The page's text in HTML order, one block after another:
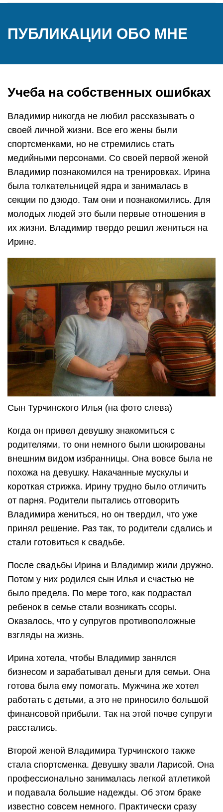
ПУБЛИКАЦИИ ОБО МНЕ
Учеба на собственных ошибках
Владимир никогда не любил рассказывать о
своей личной жизни. Все его жены были
спортсменками, но не стремились стать
медийными персонами. Со своей первой женой
Владимир познакомился на тренировках. Ирина
была толкательницей ядра и занималась в
секции по дзюдо. Там они и познакомились. Для
молодых людей это были первые отношения в
их жизни. Владимир твердо решил жениться на
Ирине.
Сын Турчинского Илья (на фото слева)
Когда он привел девушку знакомиться с
родителями, то они немного были шокированы
внешним видом избранницы. Она вовсе была не
похожа на девушку. Накачанные мускулы и
короткая стрижка. Ирину трудно было отличить
от парня. Родители пытались отговорить
Владимира жениться, но он твердил, что уже
принял решение. Раз так, то родители сдались и
стали готовиться к свадьбе.
После свадьбы Ирина и Владимир жили дружно.
Потом у них родился сын Илья и счастью не
было предела. По мере того, как подрастал
ребенок в семье стали возникать ссоры.
Оказалось, что у супругов противоположные
взгляды на жизнь.
Ирина хотела, чтобы Владимир занялся
бизнесом и зарабатывал деньги для семьи. Она
готова была ему помогать. Мужчина же хотел
работать с детьми, а это не приносило большой
финансовой прибыли. Так на этой почве супруги
расстались.
Второй женой Владимира Турчинского также
стала спортсменка. Девушку звали Ларисой. Она
профессионально занималась легкой атлетикой
и подавала большие надежды. Об этом браке
известно совсем немного. Практически сразу